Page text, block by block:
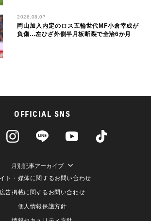
2026.08.07
岡山加入内定のロス五輪世代MF小倉幸成が
負傷…左ひざ外側半月板断裂で全治6か月
OFFICIAL SNS
月別記事アーカイブ
ト・媒体に関するお問い合わせ
広告掲載に関するお問い合わせ
個人情報保護方針